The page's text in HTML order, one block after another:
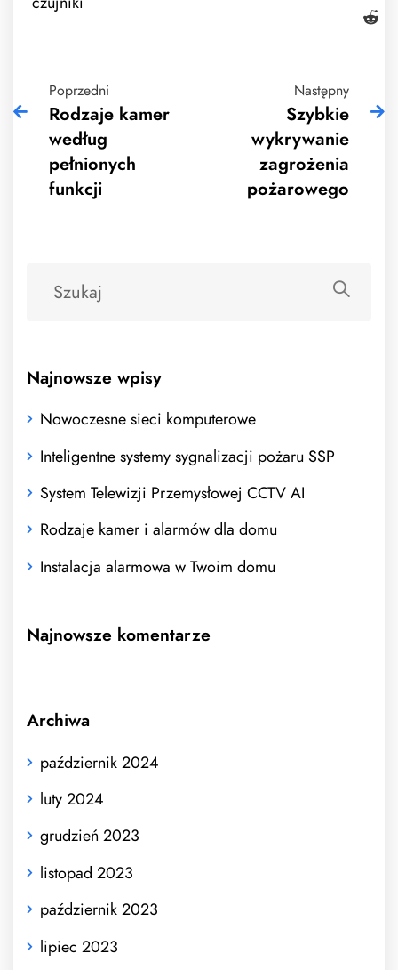
Poprzedni
Rodzaje kamer
według
pełnionych
funkcji
Następny
Szybkie
wykrywanie
zagrożenia
pożarowego
Najnowsze wpisy
Nowoczesne sieci komputerowe
Inteligentne systemy sygnalizacji pożaru SSP
System Telewizji Przemysłowej CCTV AI
Rodzaje kamer i alarmów dla domu
Instalacja alarmowa w Twoim domu
Najnowsze komentarze
Archiwa
październik 2024
luty 2024
grudzień 2023
listopad 2023
październik 2023
lipiec 2023